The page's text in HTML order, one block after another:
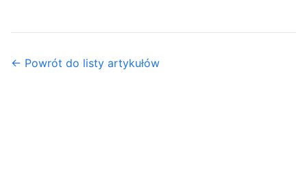
← Powrót do listy artykułów